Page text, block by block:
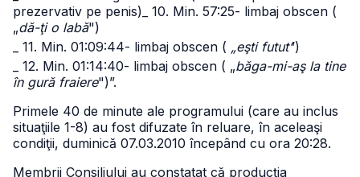
prezervativ pe penis) _ 10. Min. 57:25- limbaj obscen (
„dă-ţi o labă")
_ 11. Min. 01:09:44- limbaj obscen ( „eşti futut’’)
_ 12. Min. 01:14:40- limbaj obscen ( „băga-mi-aş la tine
în gură fraiere")”.
Primele 40 de minute ale programului (care au inclus
situaţiile 1-8) au fost difuzate în reluare, în aceleaşi
condiţii, duminică 07.03.2010 începând cu ora 20:28.
Membrii Consiliului au constatat că producţia